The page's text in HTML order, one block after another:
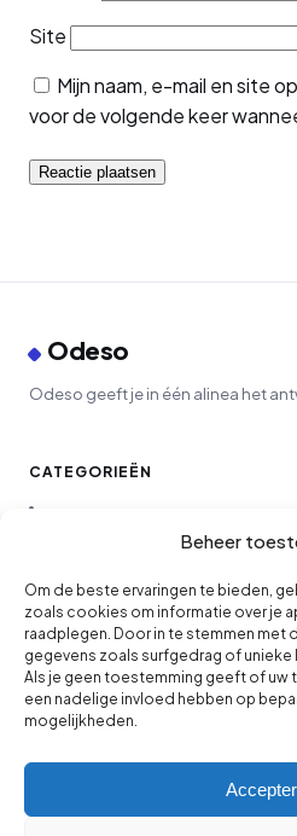
Beheer
Om de beste ervaringen te bieden,
zoals cookies om informatie over je
raadplegen. Door in te stemmen met
gegevens zoals surfgedrag of unieke
Als je geen toestemming geeft of uw
een nadelige invloed hebben op
mogelijkheden.
Site
Mijn naam, e-mail en site
voor de volgende keer
Odeso
Odeso geeft je in één alinea het
CATEGORIEËN
Finance
Ondernemen
Wonen
Tech